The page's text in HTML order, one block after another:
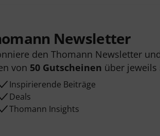
Newsletter
den Thomann Newsletter
von 50 Gutscheinen über jeweils
Inspirierende Beiträge
Deals
Thomann Insights